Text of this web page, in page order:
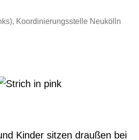
Koordinierungsstelle Neukölln